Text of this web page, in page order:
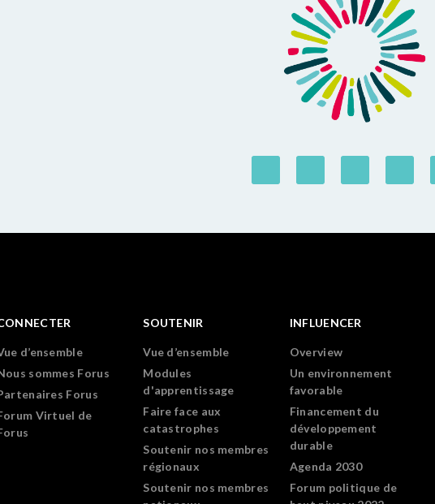
d’ensemble
sommes Forus
Forus
Virtuel de
SOUTENIR
Vue d’ensemble
Modules
d'apprentissage
Faire face aux
catastrophes
Soutenir nos membres
régionaux
Soutenir nos membres
INFLUENCER
Overview
Un environnement
favorable
Financement du
développement
durable
Agenda 2030
Forum politique de